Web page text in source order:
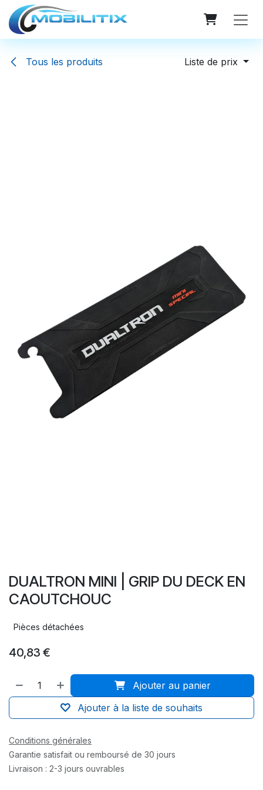
Se rendre au contenu
Tous les produits Liste de prix
DUALTRON MINI | GRIP DU DECK EN
CAOUTCHOUC
Pièces détachées
40,83 €
Ajouter au panier
Ajouter à la liste de souhaits
Conditions générales
Garantie satisfait ou remboursé de 30 jours
Livraison : 2-3 jours ouvrables